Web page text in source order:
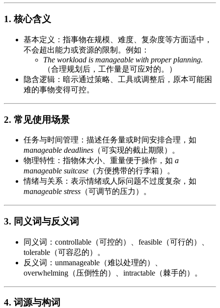
1. 核心含义
基本定义：指事物在规模、难度、复杂度等方面适中，
不会超出能力或资源的限制。例如：
The workload is manageable with proper planning.
（合理规划后，工作量是可应对的。）
隐含逻辑：暗示通过策略、工具或调整后，原本可能困
难的事物变得可控。
2. 常见使用场景
任务与时间管理：描述任务量或时间安排合理，如
manageable deadlines （可实现的截止期限）。
物理特性：指物体大小、重量便于操作，如 a
manageable suitcase （方便携带的行李箱）。
情绪与关系：表示情绪或人际问题不过度复杂，如
manageable stress （可调节的压力）。
3. 同义词与反义词
同义词：controllable（可控的）、feasible（可行的）、
tolerable（可容忍的）。
反义词：unmanageable（难以处理的）、
overwhelming（压倒性的）、intractable（棘手的）。
4. 词源与构词